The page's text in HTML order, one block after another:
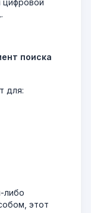
цифровой
поиска
для:
либо
этот